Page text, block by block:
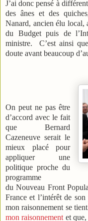
J’ai donc pensé à
des ânes et des
Nanard, ancien élu local,
du Budget puis de
ministre.
C’est ainsi
doute avant beaucoup
On peut ne pas être
d’accord avec le fait
que Bernard
Cazeneuve serait le
mieux placé pour
appliquer une
politique proche du
programme
du Nouveau Front
France et l’intérêt de
mon raisonnement se
mon raisonnement et